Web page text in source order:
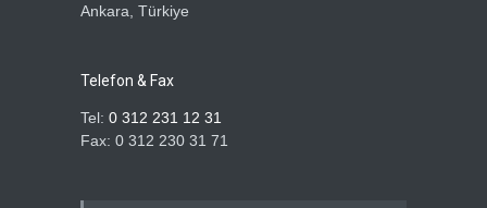
Ankara, Türkiye
Telefon & Fax
Tel: 0 312 231 12 31
Fax: 0 312 230 31 71